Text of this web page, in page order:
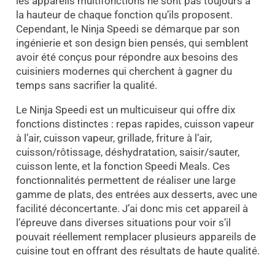
la hauteur de chaque fonction qu’ils proposent.
Cependant, le Ninja Speedi se démarque par son
ingénierie et son design bien pensés, qui semblent
avoir été conçus pour répondre aux besoins des
cuisiniers modernes qui cherchent à gagner du
temps sans sacrifier la qualité.
Le Ninja Speedi est un multicuiseur qui offre dix
fonctions distinctes : repas rapides, cuisson vapeur
à l’air, cuisson vapeur, grillade, friture à l’air,
cuisson/rôtissage, déshydratation, saisir/sauter,
cuisson lente, et la fonction Speedi Meals. Ces
fonctionnalités permettent de réaliser une large
gamme de plats, des entrées aux desserts, avec une
facilité déconcertante. J’ai donc mis cet appareil à
l’épreuve dans diverses situations pour voir s’il
pouvait réellement remplacer plusieurs appareils de
cuisine tout en offrant des résultats de haute qualité.